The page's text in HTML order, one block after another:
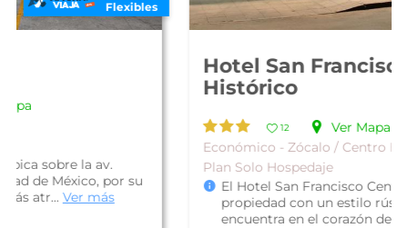
Flexibles
Hotel San Francisco Centro
Ver Mapa
Económico - Zócalo / Centro Histórico
Plan Solo Hospedaje
El Hotel San Francisco Centro Histórico, es una
propiedad con un estilo rústico campestre; se
encuentra en el corazón de l...Ver más